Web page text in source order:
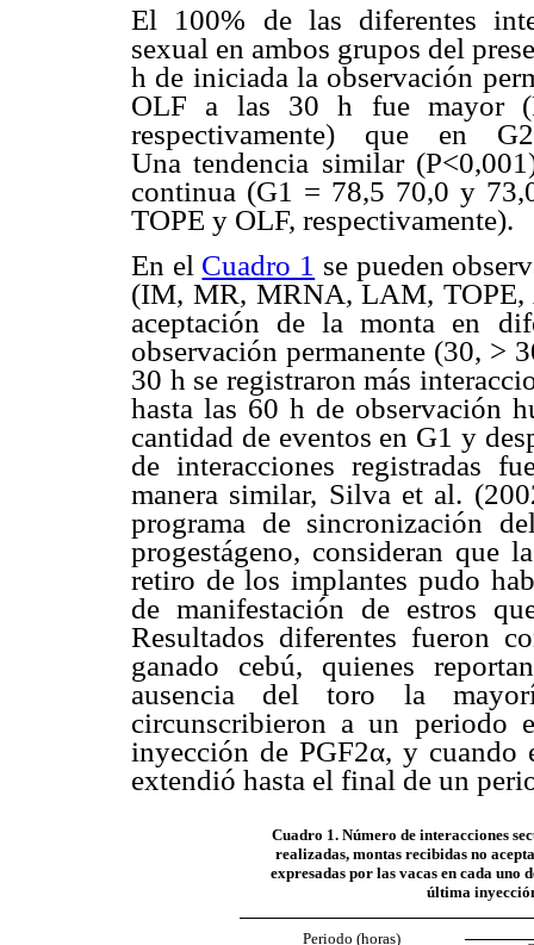
El 100% de las diferentes
sexual en ambos grupos del
h de iniciada la observación
OLF a las 30 h fue mayor
respectivamente) que en
Una tendencia similar
continua (G1 = 78,5 70,0 y
TOPE y OLF, respectivamente).
En el Cuadro 1 se pueden
(IM, MR, MRNA, LAM, TOPE,
aceptación de la monta en
observación permanente (30, >
30 h se registraron más
hasta las 60 h de observación
cantidad de eventos en G1 y
de interacciones registradas
manera similar, Silva et al.
programa de sincronización
progestágeno, consideran que
retiro de los implantes pudo
de manifestación de estros
Resultados diferentes fueron
ganado cebú, quienes
ausencia del toro la
circunscribieron a un periodo
inyección de PGF2α, y cuando
extendió hasta el final de un
Cuadro 1. Número de interacciones
realizadas, montas recibidas no
expresadas por las vacas en cada uno
última
Periodo (horas)